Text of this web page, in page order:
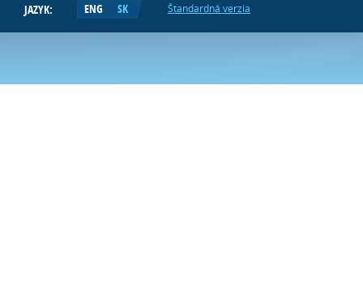
JAZYK: ENG SK Štandardná verzia